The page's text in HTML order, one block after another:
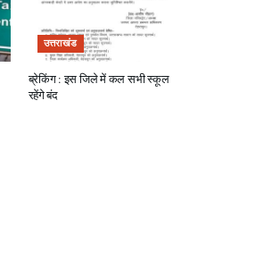
उत्तराखंड
ब्रेकिंग : इस जिले में कल सभी स्कूल
रहेंगे बंद